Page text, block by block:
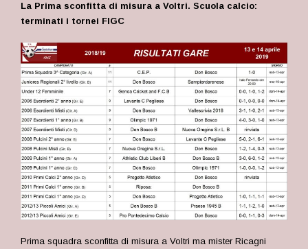
La Prima sconfitta di misura a Voltri. Scuola calcio:
terminati i tornei FIGC
Prima squadra sconfitta di misura a Voltri ma mister Ricagni